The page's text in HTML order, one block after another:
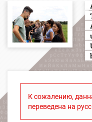
К сожалению,
переведена на